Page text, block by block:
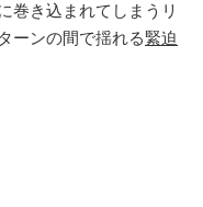
巻き込まれてしまうリ
ーンの間で揺れる緊迫